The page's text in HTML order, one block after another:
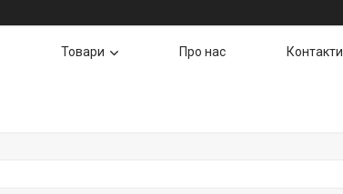
Товари Про нас Контакти